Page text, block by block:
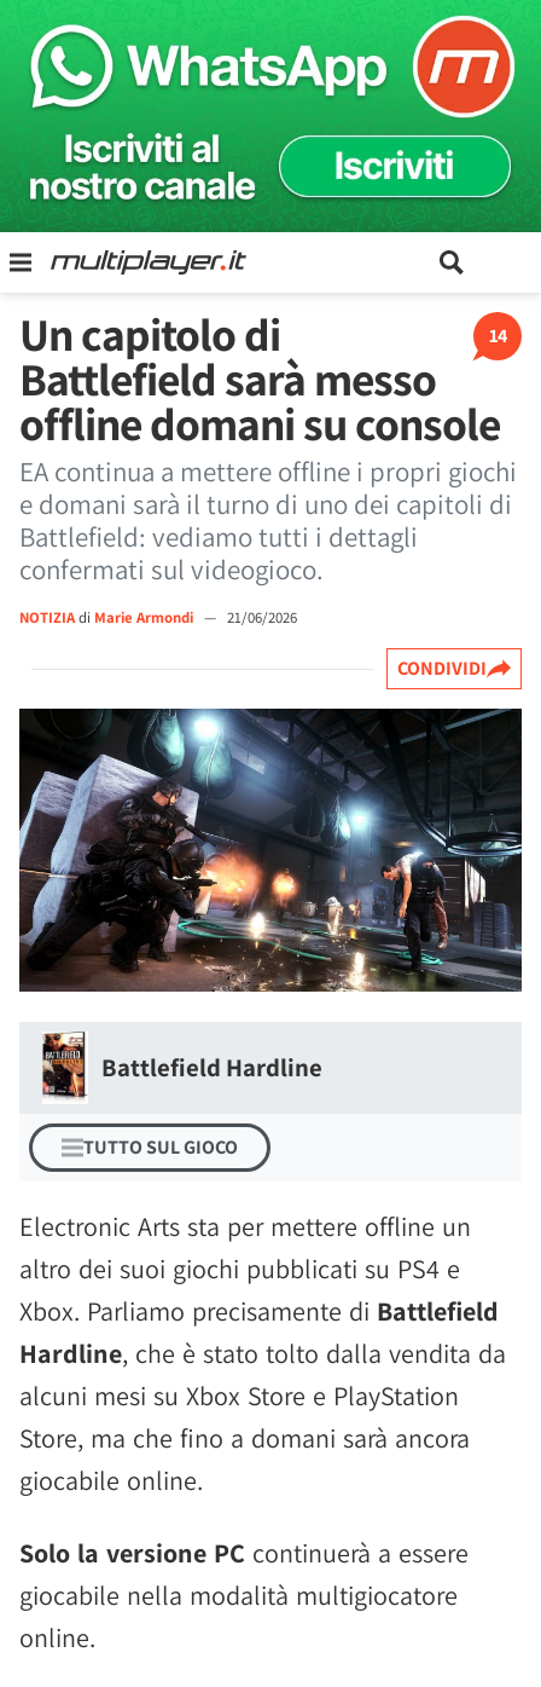
14
Un capitolo di
Battlefield sarà messo
offline domani su console
EA continua a mettere offline i propri giochi
e domani sarà il turno di uno dei capitoli di
Battlefield: vediamo tutti i dettagli
confermati sul videogioco.
NOTIZIAdi Marie Armondi — 21/06/2026
CONDIVIDI
Battlefield Hardline
TUTTO SUL GIOCO
Electronic Arts sta per mettere offline un
altro dei suoi giochi pubblicati su PS4 e
Xbox. Parliamo precisamente di Battlefield
Hardline, che è stato tolto dalla vendita da
alcuni mesi su Xbox Store e PlayStation
Store, ma che fino a domani sarà ancora
giocabile online.
Solo la versione PC continuerà a essere
giocabile nella modalità multigiocatore
online.